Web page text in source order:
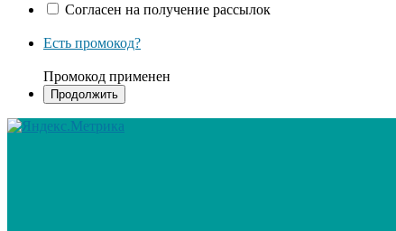
Согласен на получение рассылок
Есть промокод?
Промокод применен